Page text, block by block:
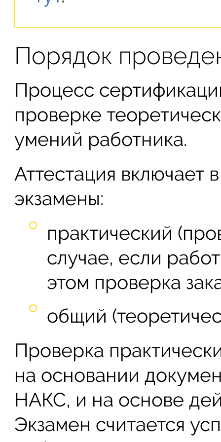
Порядок
Процесс
проверке
умений работника.
Аттестация включает
экзамены:
практический
случае, если
этом проверка
общий
Проверка
на основании
НАКС, и на основе
Экзамен считается